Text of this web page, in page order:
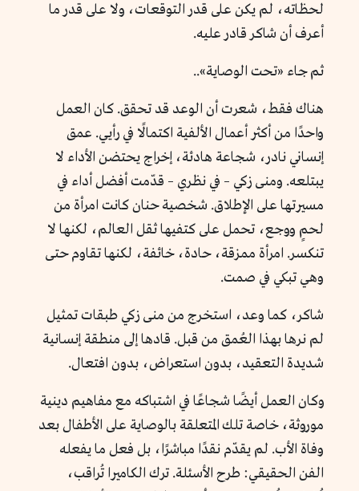
لحظاته، لم يكن على قدر التوقعات، ولا على قدر ما
أعرف أن شاكر قادر عليه.
ثم جاء «تحت الوصاية»..
هناك فقط، شعرت أن الوعد قد تحقق. كان العمل
واحدًا من أكثر أعمال الألفية اكتمالًا في رأيي. عمق
إنساني نادر، شجاعة هادئة، إخراج يحتضن الأداء لا
يبتلعه. ومنى زكي – في نظري – قدّمت أفضل أداء في
مسيرتها على الإطلاق. شخصية حنان كانت امرأة من
لحمٍ ووجع، تحمل على كتفيها ثقل العالم، لكنها لا
تنكسر. امرأة ممزقة، حادة، خائفة، لكنها تقاوم حتى
وهي تبكي في صمت.
شاكر، كما وعد، استخرج من منى زكي طبقات تمثيل
لم نرها بهذا العُمق من قبل. قادها إلى منطقة إنسانية
شديدة التعقيد، بدون استعراض، بدون افتعال.
وكان العمل أيضًا شجاعًا في اشتباكه مع مفاهيم دينية
موروثة، خاصة تلك المتعلقة بالوصاية على الأطفال بعد
وفاة الأب. لم يقدّم نقدًا مباشرًا، بل فعل ما يفعله
الفن الحقيقي: طرح الأسئلة. ترك الكاميرا تُراقب،